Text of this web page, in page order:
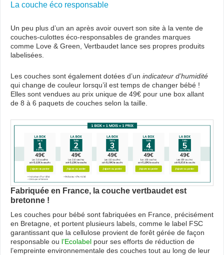
La couche éco responsable
Un peu plus d’un an après avoir ouvert son site à la vente de
couches-culottes éco-responsables de grandes marques
comme Love & Green, Vertbaudet lance ses propres produits
labelisées.
Les couches sont également dotées d’un indicateur d’humidité
qui change de couleur lorsqu’il est temps de changer bébé !
Elles sont vendues au prix unique de 49€ pour une box allant
de 8 à 6 paquets de couches selon la taille.
Fabriquée en France, la couche vertbaudet est
bretonne !
Les couches pour bébé sont fabriquées en France, précisément
en Bretagne, et portent plusieurs labels, comme le label FSC
garantissant que la cellulose provient de forêt gérée de façon
responsable ou l’Ecolabel pour ses efforts de réduction de
l’empreinte environnementale des couches tout au long de leur